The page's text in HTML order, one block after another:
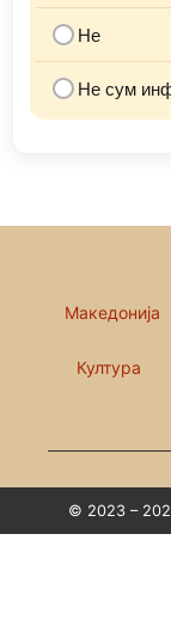
Не
Не сум
Македонија
Култура
© 2023 –